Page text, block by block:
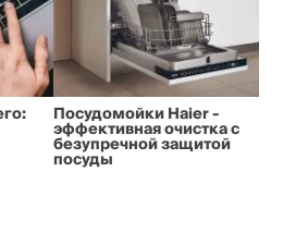
Посудомойки Haier -
эффективная очистка с
безупречной защитой
посуды